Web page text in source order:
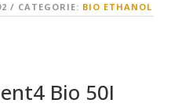
CATEGORIE: BIO ETHANOL
Bio 50I